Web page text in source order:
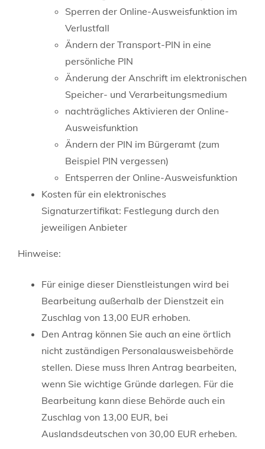
Sperren der Online-Ausweisfunktion im
Verlustfall
Ändern der Transport-PIN in eine
persönliche PIN
Änderung der Anschrift im elektronischen
Speicher- und Verarbeitungsmedium
nachträgliches Aktivieren der Online-
Ausweisfunktion
Ändern der PIN im Bürgeramt (zum
Beispiel PIN vergessen)
Entsperren der Online-Ausweisfunktion
Kosten für ein elektronisches
Signaturzertifikat: Festlegung durch den
jeweiligen Anbieter
Hinweise:
Für einige dieser Dienstleistungen wird bei
Bearbeitung außerhalb der Dienstzeit ein
Zuschlag von 13,00 EUR erhoben.
Den Antrag können Sie auch an eine örtlich
nicht zuständigen Personalausweisbehörde
stellen. Diese muss Ihren Antrag bearbeiten,
wenn Sie wichtige Gründe darlegen. Für die
Bearbeitung kann diese Behörde auch ein
Zuschlag von 13,00 EUR, bei
Auslandsdeutschen von 30,00 EUR erheben.